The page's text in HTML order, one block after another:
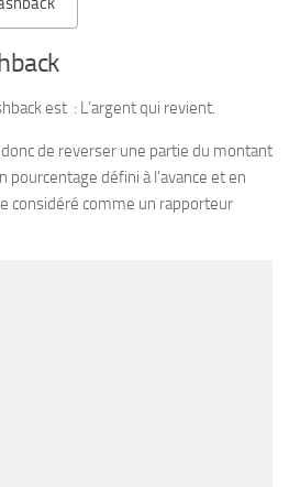
est : L’argent qui revient.
de reverser une partie du montant
pourcentage défini à l’avance et en
considéré comme un rapporteur